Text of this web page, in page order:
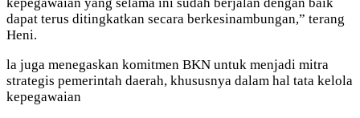
kepegawaian yang selama ini sudah berjalan dengan baik
dapat terus ditingkatkan secara berkesinambungan,” terang
Heni.
la juga menegaskan komitmen BKN untuk menjadi mitra
strategis pemerintah daerah, khususnya dalam hal tata kelola
kepegawaian